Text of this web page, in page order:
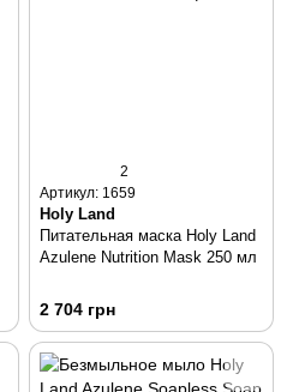
2
Артикул: 1659
Holy Land
Питательная маска Holy Land
Azulene Nutrition Mask 250 мл
2 704 грн